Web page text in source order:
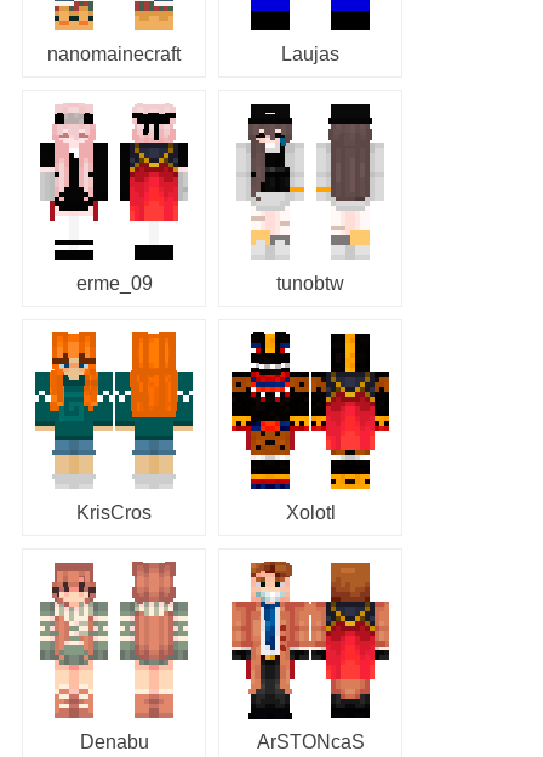
nanomainecraft Laujas
erme_09 tunobtw
KrisCros Xolotl
Denabu ArSTONcaS